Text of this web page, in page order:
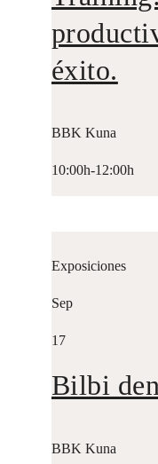
éxito.
BBK Kuna
10:00h-12:00h
Exposiciones
Sep
17
Bilbi
BBK Kuna